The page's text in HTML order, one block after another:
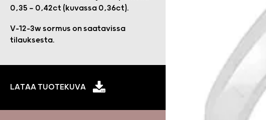
0,35 — 0,42ct (kuvassa 0,36ct).
V-12-3w sormus on saatavissa
tilauksesta.
LATAA TUOTEKUVA